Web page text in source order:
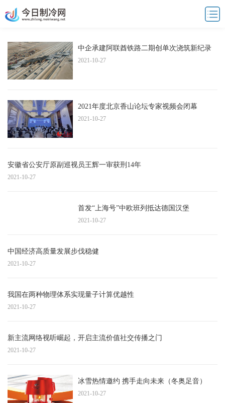
中企承建阿联酋铁路二期创单次浇筑新纪录
2021-10-27
2021年度北京香山论坛专家视频会闭幕
2021-10-27
安徽省公安厅原副巡视员王辉一审获刑14年
2021-10-27
首发“上海号”中欧班列抵达德国汉堡
2021-10-27
中国经济高质量发展步伐稳健
2021-10-27
我国在两种物理体系实现量子计算优越性
2021-10-27
新主流网络视听崛起，开启主流价值社交传播之门
2021-10-27
冰雪热情邀约 携手走向未来（冬奥足音）
2021-10-27